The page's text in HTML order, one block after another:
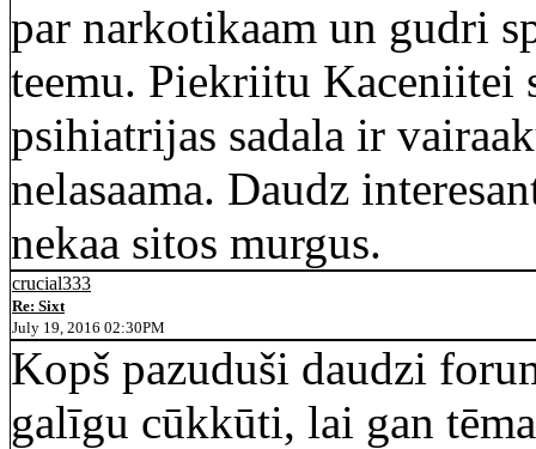
par narkotikaam un gudri
teemu. Piekriitu Kaceniitei
psihiatrijas sadala ir
nelasaama. Daudz
nekaa sitos murgus.
crucial333
Re: Sixt
July 19, 2016 02:30PM
Kopš pazuduši daudzi
galīgu cūkkūti, lai gan